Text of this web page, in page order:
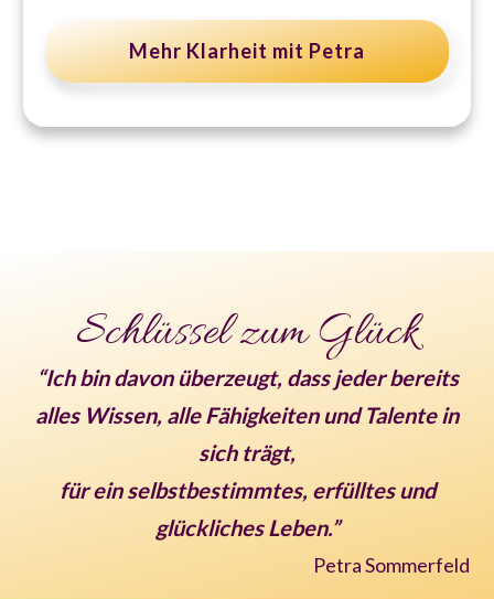
Mehr Klarheit mit Petra
Schlüssel zum Glück
“Ich bin davon überzeugt, dass jeder bereits
alles Wissen, alle Fähigkeiten und Talente in
sich trägt,
für ein selbstbestimmtes, erfülltes und
glückliches Leben.”
Petra Sommerfeld